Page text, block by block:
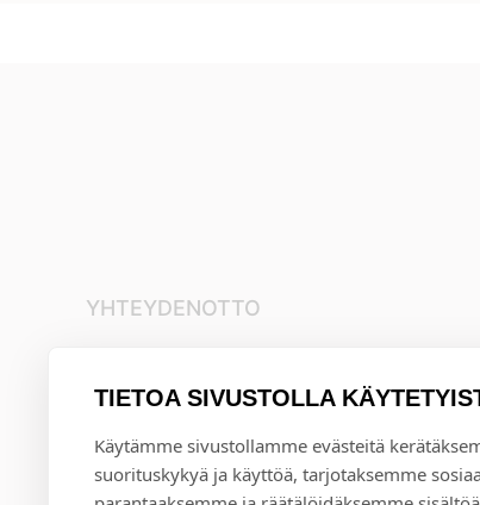
TIETOA SIVUSTOLLA
Käytämme sivustollamme evästeitä
suorituskykyä ja käyttöä, tarjotaksemme
YHTEYDENOTTO
info@annival.fi